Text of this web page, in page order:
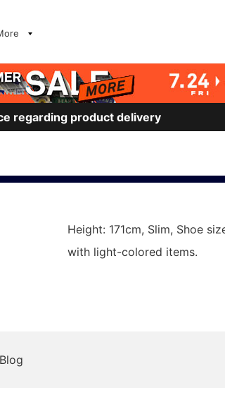
regarding product delivery
Height: 171cm, Slim, Shoe
with light-colored items.